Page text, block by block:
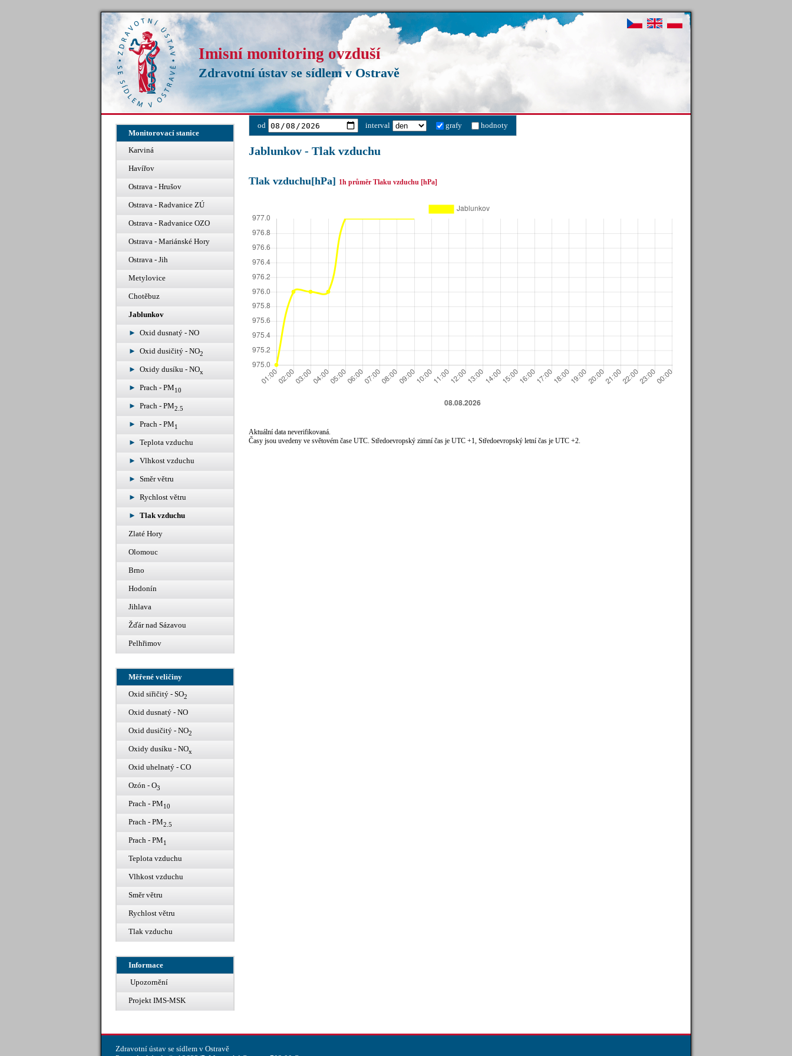
Imisní monitoring ovzduší
Zdravotní ústav se sídlem v Ostravě
Monitorovací stanice
Karviná
Havířov
Ostrava - Hrušov
Ostrava - Radvanice ZÚ
Ostrava - Radvanice OZO
Ostrava - Mariánské Hory
Ostrava - Jih
Metylovice
Chotěbuz
Jablunkov
Oxid dusnatý - NO
Oxid dusičitý - NO2
Oxidy dusíku - NOx
Prach - PM10
Prach - PM2.5
Prach - PM1
Teplota vzduchu
Vlhkost vzduchu
Směr větru
Rychlost větru
Tlak vzduchu
Zlaté Hory
Olomouc
Brno
Hodonín
Jihlava
Žďár nad Sázavou
Pelhřimov
Měřené veličiny
Oxid siřičitý - SO2
Oxid dusnatý - NO
Oxid dusičitý - NO2
Oxidy dusíku - NOx
Oxid uhelnatý - CO
Ozón - O3
Prach - PM10
Prach - PM2.5
Prach - PM1
Teplota vzduchu
Vlhkost vzduchu
Směr větru
Rychlost větru
Tlak vzduchu
Informace
Upozornění
Projekt IMS-MSK
od interval grafy hodnoty
Jablunkov - Tlak vzduchu
Tlak vzduchu[hPa] 1h průměr Tlaku vzduchu [hPa]
Aktuální data neverifikovaná.
Časy jsou uvedeny ve světovém čase UTC. Středoevropský zimní čas je UTC +1, Středoevropský letní čas je UTC +2.
Zdravotní ústav se sídlem v Ostravě